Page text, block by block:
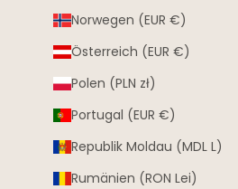
Norwegen (EUR €)
Österreich (EUR €)
Polen (PLN zł)
Portugal (EUR €)
Republik Moldau (MDL L)
Rumänien (RON Lei)